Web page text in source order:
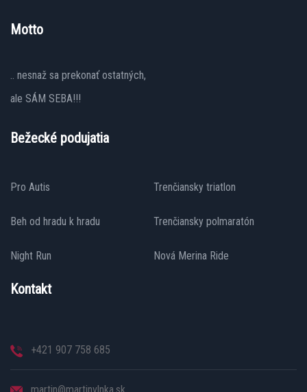
Motto
.. nesnaž sa prekonať ostatných,
ale SÁM SEBA!!!
Bežecké podujatia
Pro Autis Trenčiansky triatlon
Beh od hradu k hradu Trenčiansky polmaratón
Night Run Nová Merina Ride
Kontakt
+421 907 758 685
martin@martinvlnka.sk